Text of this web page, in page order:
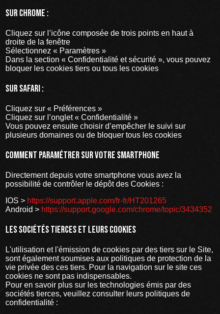
Sur Chrome :
Cliquez sur l’icône composée de trois points en haut à
droite de la fenêtre
Sélectionnez « Paramètres »
Dans la section « Confidentialité et sécurité », vous pouvez
bloquer les cookies tiers ou tous les cookies
Sur Safari :
Cliquez sur « Préférences »
Cliquez sur l’onglet « Confidentialité »
Vous pouvez ensuite choisir d’empêcher le suivi sur
plusieurs domaines ou de bloquer tous les cookies
Comment paramétrer sur votre smartphone
Directement depuis votre smartphone vous avez la
possibilité de contrôler le dépôt des Cookies :
IOS > https://support.apple.com/fr-fr/HT201265
Android > https://support.google.com/chrome/topic/3434352
Les sociétés tierces et leurs cookies
L'utilisation et l'émission de cookies par des tiers sur le Site,
sont également soumises aux politiques de protection de la
vie privée des ces tiers. Pour la navigation sur le site ces
cookies ne sont pas indispensables.
Pour en savoir plus sur les technologies émis par des
sociétés tierces, veuillez consulter leurs politiques de
confidentialité :